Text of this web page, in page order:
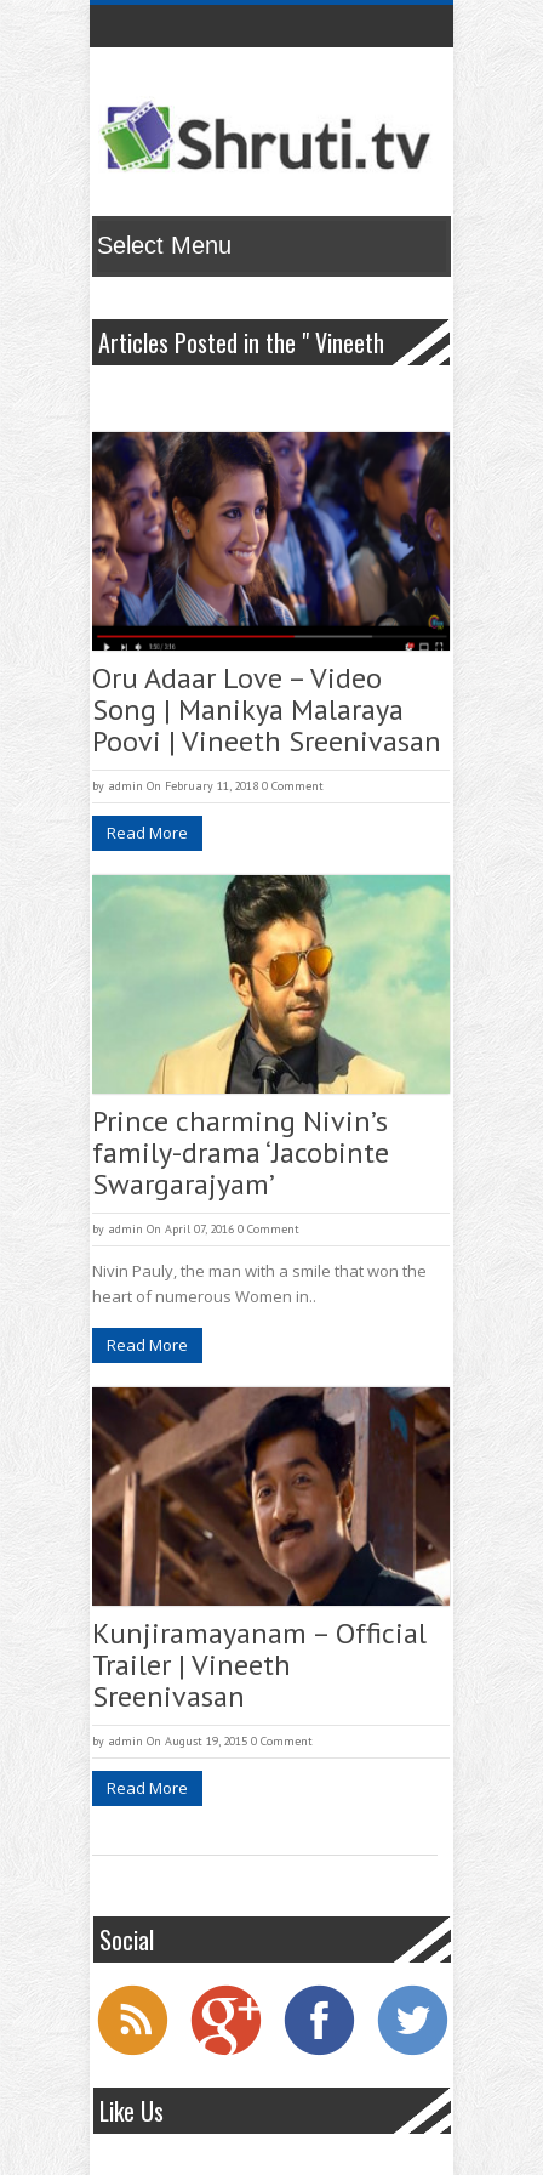
Articles Posted in the " Vineeth
Sreenivasan " Category
Oru Adaar Love – Video
Song | Manikya Malaraya
Poovi | Vineeth Sreenivasan
by admin On February 11, 2018 0 Comment
Read More
Prince charming Nivin’s
family-drama ‘Jacobinte
Swargarajyam’
by admin On April 07, 2016 0 Comment
Nivin Pauly, the man with a smile that won the
heart of numerous Women in..
Read More
Kunjiramayanam – Official
Trailer | Vineeth
Sreenivasan
by admin On August 19, 2015 0 Comment
Read More
Social
Like Us